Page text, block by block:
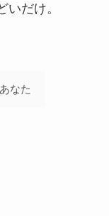
だけ。
なた